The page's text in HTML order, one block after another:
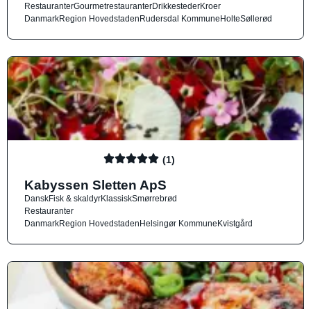
RestauranterGourmetrestauranterDrikkestederKroer
DanmarkRegion HovedstadenRudersdal KommuneHolteSøllerød
(1)
Kabyssen Sletten ApS
DanskFisk & skaldyrKlassiskSmørrebrød
Restauranter
DanmarkRegion HovedstadenHelsingør KommuneKvistgård